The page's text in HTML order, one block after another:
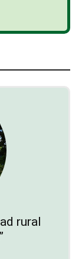
rural